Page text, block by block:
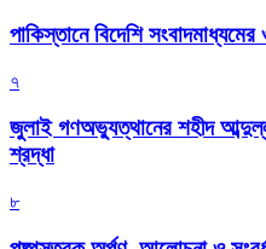
পাকিস্তানে বিদেশি
৭
জুলাই গণঅভ্যুত্থানের শহীদ
শ্রদ্ধা
৮